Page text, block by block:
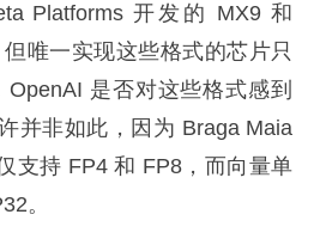
Platforms 开发的 MX9 和
唯一实现这些格式的芯片只
是否对这些格式感到
并非如此，因为 Braga Maia
支持 FP4 和 FP8，而向量单
。